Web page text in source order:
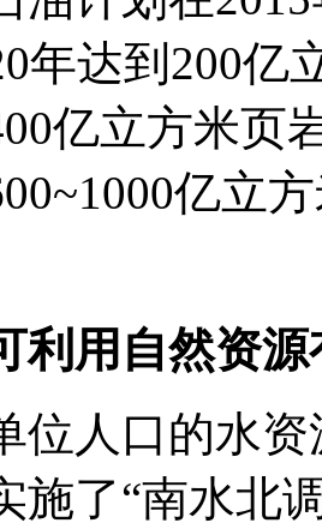
年达到200亿
亿立方米页
亿立
用自然资源
人口的水资
施了“南水北